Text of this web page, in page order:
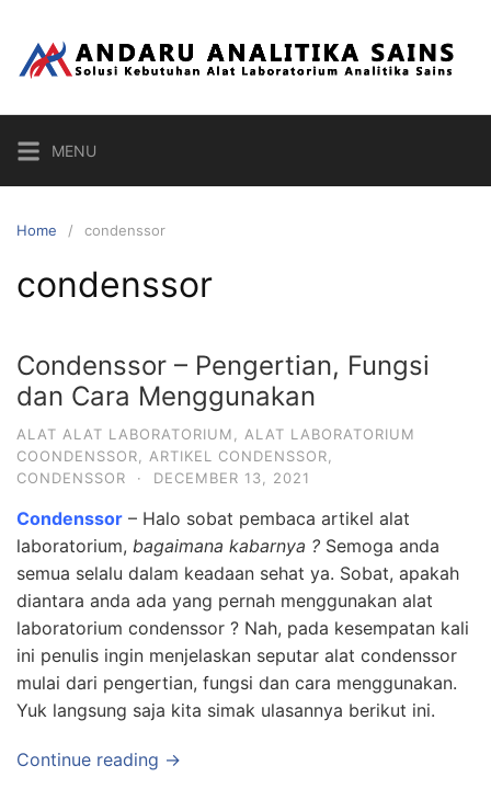
content
MENU
Home condenssor
condenssor
Condenssor – Pengertian, Fungsi
dan Cara Menggunakan
ALAT ALAT LABORATORIUM
ALAT LABORATORIUM
COONDENSSOR
ARTIKEL CONDENSSOR
CONDENSSOR
· DECEMBER 13, 2021
Condenssor – Halo sobat pembaca artikel alat
laboratorium, bagaimana kabarnya ? Semoga anda
semua selalu dalam keadaan sehat ya. Sobat, apakah
diantara anda ada yang pernah menggunakan alat
laboratorium condenssor ? Nah, pada kesempatan kali
ini penulis ingin menjelaskan seputar alat condenssor
mulai dari pengertian, fungsi dan cara menggunakan.
Yuk langsung saja kita simak ulasannya berikut ini.
Continue reading →